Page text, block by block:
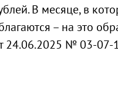
В месяце, в
– на это
24.06.2025 № 03-07-